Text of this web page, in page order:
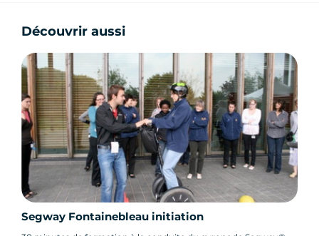
Découvrir aussi
Segway Fontainebleau initiation